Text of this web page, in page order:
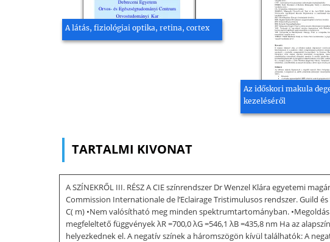
A látás, fiziológiai optika, retina, cortex
Az időskori makula
kezeléséről
TARTALMI KIVONAT
A SZÍNEKRŐL III. RÉSZ A CIE színrendszer Dr Wenzel Klára egyetemi
Commission Internationale de l’Eclairage Tristimulusos rendszer. Guild
C( m) •Nem valósítható meg minden spektrumtartományban. •Megoldás
megfeleltető függvények λR =700,0 λG =546,1 λB =435,8 nm Ha az
helyezkednek el. A negatív színek a háromszögön kívül találhatók: A